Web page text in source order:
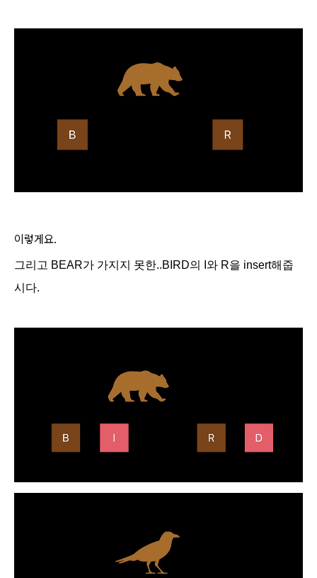
이렇게요.
그리고 BEAR가 가지지 못한..BIRD의 I와 R을 insert해줍
시다.